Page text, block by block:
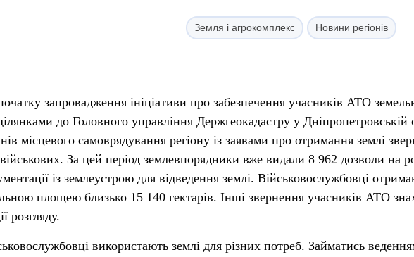
Земля і агрокомплекс Новини регіонів
запровадження ініціативи про забезпечення учасників АТО
до Головного управління Держгеокадастру у Дніпропетровській
місцевого самоврядування регіону із заявами про отримання землі
За цей період землевпорядники вже видали 8 962 дозволи на
із землеустрою для відведення землі. Військовослужбовці
площею близько 15 140 гектарів. Інші звернення учасників АТО
розгляду.
використають землі для різних потреб. Займатись